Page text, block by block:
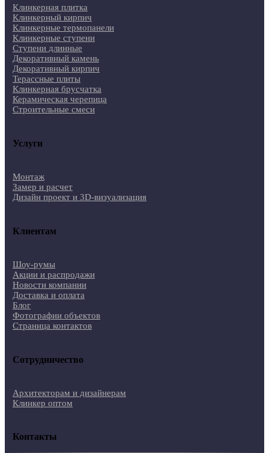
Клинкерная плитка
Клинкерный кирпич
Клинкерные термопанели
Клинкерные ступени
Ступени длинные
Декоративный камень
Декоративный кирпич
Терассные плиты
Клинкерная брусчатка
Керамическая черепица
Строительные смеси
Услуги
Монтаж
Замер и расчет
Дизайн проект и 3D-визуализация
Клиентам
Шоу-румы
Акции и распродажи
Новости компании
Доставка и оплата
Блог
Фотографии объектов
Страница контактов
Сотрудничество
Архитекторам и дизайнерам
Клинкер оптом
Контакты